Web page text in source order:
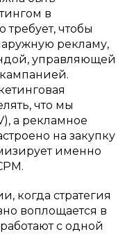
в
требует, чтобы
рекламу,
управляющей
что мы
а рекламное
на закупку
именно
когда стратегия
воплощается в
с одной